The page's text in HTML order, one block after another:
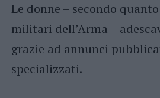
Le donne – secondo
militari dell’Arma –
grazie ad annunci
specializzati.